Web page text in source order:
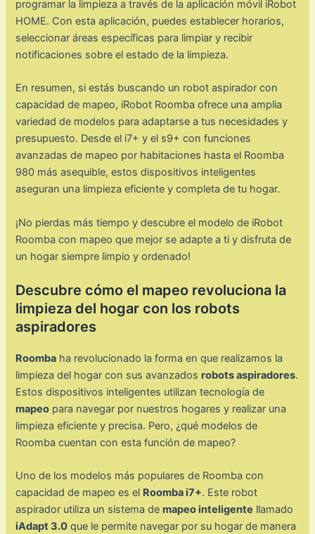
programar la limpieza a través de la aplicación móvil iRobot
HOME. Con esta aplicación, puedes establecer horarios,
seleccionar áreas específicas para limpiar y recibir
notificaciones sobre el estado de la limpieza.
En resumen, si estás buscando un robot aspirador con
capacidad de mapeo, iRobot Roomba ofrece una amplia
variedad de modelos para adaptarse a tus necesidades y
presupuesto. Desde el i7+ y el s9+ con funciones
avanzadas de mapeo por habitaciones hasta el Roomba
980 más asequible, estos dispositivos inteligentes
aseguran una limpieza eficiente y completa de tu hogar.
¡No pierdas más tiempo y descubre el modelo de iRobot
Roomba con mapeo que mejor se adapte a ti y disfruta de
un hogar siempre limpio y ordenado!
Descubre cómo el mapeo revoluciona la
limpieza del hogar con los robots
aspiradores
Roomba ha revolucionado la forma en que realizamos la
limpieza del hogar con sus avanzados robots aspiradores.
Estos dispositivos inteligentes utilizan tecnología de
mapeo para navegar por nuestros hogares y realizar una
limpieza eficiente y precisa. Pero, ¿qué modelos de
Roomba cuentan con esta función de mapeo?
Uno de los modelos más populares de Roomba con
capacidad de mapeo es el Roomba i7+. Este robot
aspirador utiliza un sistema de mapeo inteligente llamado
iAdapt 3.0 que le permite navegar por su hogar de manera